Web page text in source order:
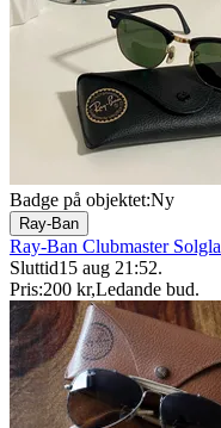
Badge på objektet:Ny
Ray-Ban
Ray-Ban Clubmaster
Sluttid15 aug 21:52.
Pris:200 kr,Ledande bud.